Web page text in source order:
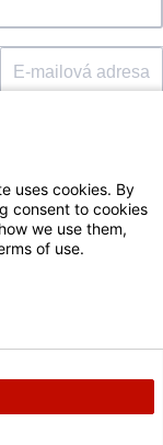
E-mailová adresa
uses cookies. By
consent to cookies
we use them,
of use.